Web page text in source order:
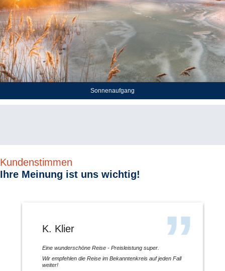
Sonnenaufgang
Kundenstimmen
Ihre Meinung ist uns wichtig!
K. Klier
Eine wunderschöne Reise - Preisleistung super.
Wir empfehlen die Reise im Bekanntenkreis auf jeden Fall
weiter!